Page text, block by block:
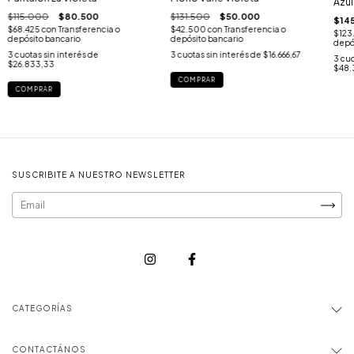
$115.000 $80.500
$68.425con Transferencia o
depósito bancario
3 cuotas sin interés de
$26.833,33
COMPRAR
$131.500 $50.000
$42.500con Transferencia o
depósito bancario
3 cuotas sin interés de $16.666,67
COMPRAR
3
SUSCRIBITE A NUESTRO NEWSLETTER
CATEGORÍAS
CONTACTÁNOS